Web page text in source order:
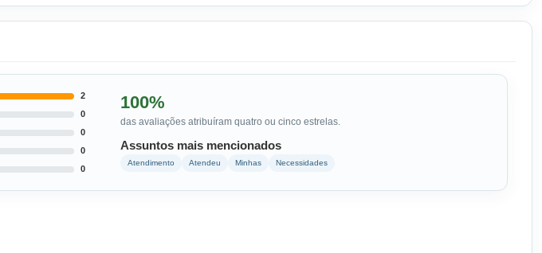
2
0
0
0
0
100%
das avaliações atribuíram quatro ou cinco estrelas.
Assuntos mais mencionados
Atendimento Atendeu Minhas Necessidades